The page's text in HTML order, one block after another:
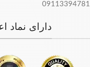
09113394781
دارای نماد